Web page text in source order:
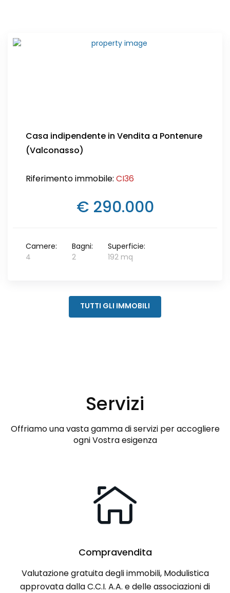
Casa indipendente in Vendita a Pontenure
(Valconasso)
Riferimento immobile: CI36
€ 290.000
Camere:
4
Bagni:
2
Superficie:
192 mq
TUTTI GLI IMMOBILI
Servizi
Offriamo una vasta gamma di servizi per accogliere
ogni Vostra esigenza
Compravendita
Valutazione gratuita degli immobili, Modulistica
approvata dalla C.C.I. A.A. e delle associazioni di